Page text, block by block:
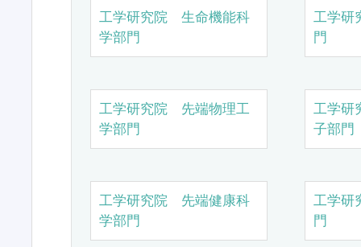
工学研究院 生命機能科
学部門
工学研
門
工学研究院 先端物理工
学部門
工学研
子部門
工学研究院 先端健康科
学部門
工学研
門